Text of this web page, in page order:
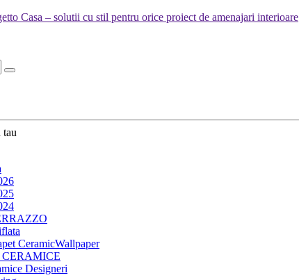
Casa – solutii cu stil pentru orice proiect de amenajari interioare
tau
CeramicWallpaper
Designeri